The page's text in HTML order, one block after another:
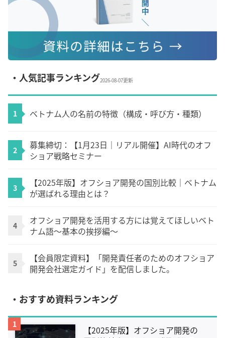
・人気記事ランキング2026-08-07更新
1 ベトナム人の名前の特徴（構成・呼び方・種類）
2
募集締切：【1月23日｜リアル開催】AI時代のオフ
ショア戦略セミナー
3
【2025年版】オフショア開発の国別比較｜ベトナム
が選ばれる理由とは？
4
オフショア開発を活用する方には覚えてほしいベト
ナム語～基本の挨拶編～
5
【会員限定資料】「開発責任者のためのオフショア
開発会社選定ガイド」を配信しました。
・おすすめ資料ランキング
1
【2025年版】オフショア開発の